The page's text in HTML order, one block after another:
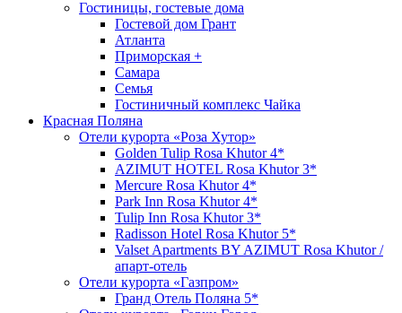
Гостиницы, гостевые дома
Гостевой дом Грант
Атланта
Приморская +
Самара
Семья
Гостиничный комплекс Чайка
Красная Поляна
Отели курорта «Роза Хутор»
Golden Tulip Rosa Khutor 4*
AZIMUT HOTEL Rosa Khutor 3*
Mercure Rosa Khutor 4*
Park Inn Rosa Khutor 4*
Tulip Inn Rosa Khutor 3*
Radisson Hotel Rosa Khutor 5*
Valset Apartments BY AZIMUT Rosa Khutor /
апарт-отель
Отели курорта «Газпром»
Гранд Отель Поляна 5*